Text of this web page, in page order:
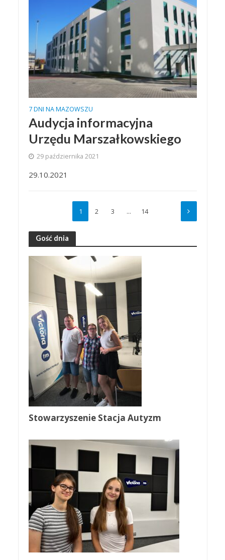
7 DNI NA MAZOWSZU
Audycja informacyjna
Urzędu Marszałkowskiego
29 października 2021
29.10.2021
1 2 3 … 14
Gość dnia
Stowarzyszenie Stacja Autyzm